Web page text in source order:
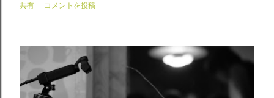
共有 コメントを投稿